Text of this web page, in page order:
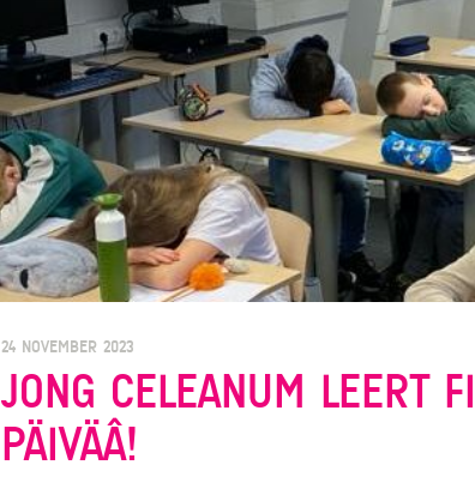
24 NOVEMBER 2023
JONG CELEANUM LEERT
PÄIVÄÂ!